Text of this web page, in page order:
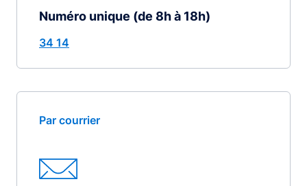
Numéro unique (de 8h à 18h)
34 14
Par courrier